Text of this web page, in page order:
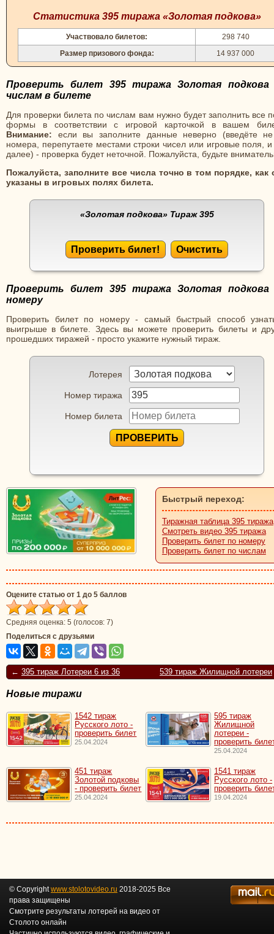
Статистика 395 тиража «Золотая подкова»
Участвовало билетов:
298 740
Размер призового фонда:
14 937 000
Проверить билет 395 тиража Золотая подкова
числам в билете
Для проверки билета по числам вам нужно будет заполнить все
формы в соответствии с игровой карточкой в вашем
Внимание: если вы заполните данные неверно (введёте
номера, перепутаете местами строки чисел или игровые поля, и
далее) - проверка будет неточной. Пожалуйста, будьте
Пожалуйста, заполните все числа точно в том порядке, как
указаны в игровых полях билета.
«Золотая подкова» Тираж 395
Проверить билет! Очистить
Проверить билет 395 тиража Золотая подкова
номеру
Проверить билет по номеру - самый быстрый способ
выигрыше в билете. Здесь вы можете проверить билеты и
прошедших тиражей - просто укажите нужный тираж.
Лотерея
Номер тиража
Номер билета
ПРОВЕРИТЬ
Быстрый переход:
Тиражная таблица 395 тиража
Смотреть видео 395 тиража
Проверить билет по номеру
Проверить билет по числам
Оцените статью от 1 до 5 баллов
Средняя оценка: 5 (голосов: 7)
Поделиться с друзьями
← 395 тираж Лотереи 6 из 36 539 тираж Жилищной лотереи
Новые тиражи
1542 тираж
Русского лото -
проверить билет
25.04.2024
595 тираж
Жилищной
лотереи -
проверить
25.04.2024
451 тираж
Золотой подковы
- проверить билет
25.04.2024
1541 тираж
Русского лото -
проверить
19.04.2024
© Copyrightwww.stolotovideo.ru 2018-2025 Все
права защищены
Смотрите результаты лотерей на видео от
Столото онлайн